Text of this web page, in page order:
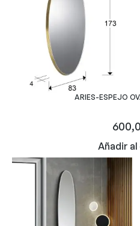
ARIES-ESPEJO
Añadir